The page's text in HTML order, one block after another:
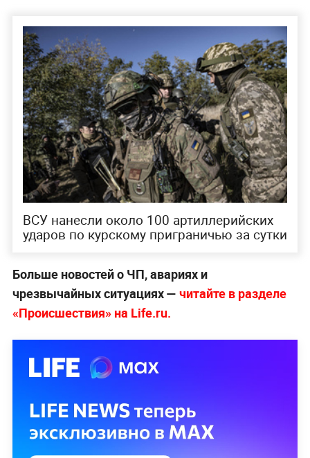
ВСУ нанесли около 100 артиллерийских
ударов по курскому приграничью за сутки
Больше новостей о ЧП, авариях и
чрезвычайных ситуациях — читайте в разделе
«Происшествия» на Life.ru.